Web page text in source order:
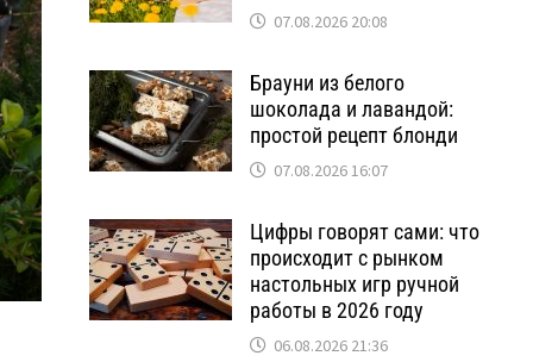
07.08.2026 20:08
Брауни из белого
шоколада и лавандой:
простой рецепт блонди
07.08.2026 16:07
Цифры говорят сами: что
происходит с рынком
настольных игр ручной
работы в 2026 году
06.08.2026 21:36